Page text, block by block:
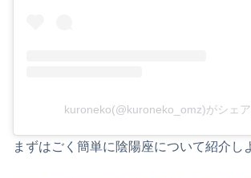
kuroneko(@kuroneko_omz)がシェ
まずはごく簡単に陰陽座について紹介し